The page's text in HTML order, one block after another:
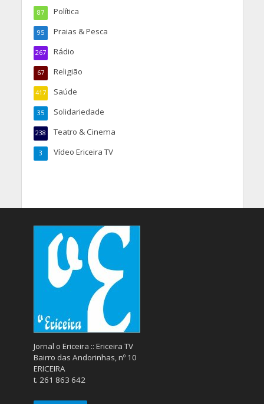
Política
87
Praias & Pesca
95
Rádio
267
Religião
67
Saúde
417
Solidariedade
35
Teatro & Cinema
238
Vídeo Ericeira TV
3
Jornal o Ericeira :: Ericeira TV
Bairro das Andorinhas, nº 10
ERICEIRA
t. 261 863 642